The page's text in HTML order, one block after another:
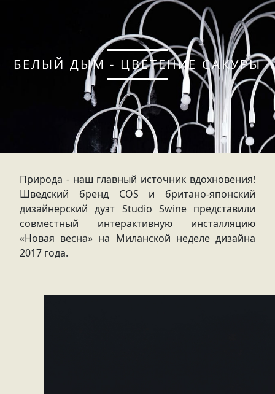
БЕЛЫЙ ДЫМ - ЦВЕТЕНИЕ САКУРЫ
Природа - наш главный источник вдохновения!
Шведский бренд COS и британо-японский
дизайнерский дуэт Studio Swine представили
совместный интерактивную инсталляцию
«Новая весна» на Миланской неделе дизайна
2017 года.